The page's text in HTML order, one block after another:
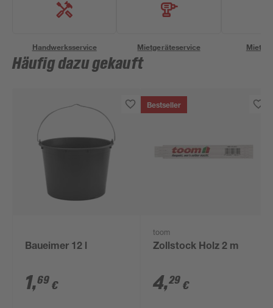
Handwerksservice Mietgeräteservice
Häufig dazu gekauft
Baueimer 12 l
1,69 €
Bestseller
toom
Zollstock Holz 2 m
4,29 €